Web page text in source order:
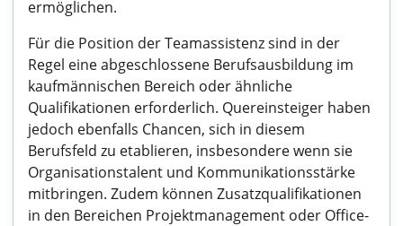
ermöglichen.
Für die Position der Teamassistenz sind in der
Regel eine abgeschlossene Berufsausbildung im
kaufmännischen Bereich oder ähnliche
Qualifikationen erforderlich. Quereinsteiger haben
jedoch ebenfalls Chancen, sich in diesem
Berufsfeld zu etablieren, insbesondere wenn sie
Organisationstalent und Kommunikationsstärke
mitbringen. Zudem können Zusatzqualifikationen
in den Bereichen Projektmanagement oder Office-